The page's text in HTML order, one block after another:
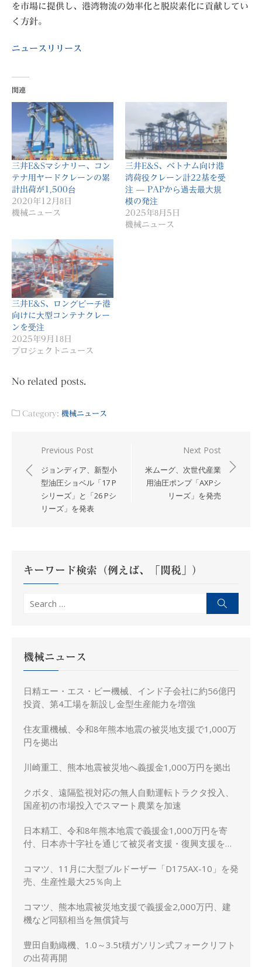
を市場に提供し、港湾物流の効率化と脱炭素化に貢献してい
く方針。
ニュースリリース
関連
三井E&Sマシナリー、コン
テナ用ヤードクレーンの累
計出荷が1,500台
2020年12月8日
機械ニュース
三井E&S、ベトナム向け港
湾荷役クレーン計22基を受
注 ― PAPから過去最大規
模の発注
2025年8月5日
機械ニュース
三井E&S、ロングビーチ港
向けに大型コンテナクレー
ンを受注
2025年9月18日
プロジェクトニュース
No related posts.
Category: 機械ニュース
稿
ョ
ン
Previous Post
ジョンディア、新型小
型油圧ショベル「17 P
シリーズ」と「26 Pシ
リーズ」を発表
Next Post
米ムーグ、次世代産業
用油圧ポンプ「AXPシ
リーズ」を発売
キーワード検索（例えば、「関税」）
Search
機械ニュース
日精エー・エス・ビー機械、インド子会社に約56億円
投資、第4工場を新設し金型生産能力を増強
住友重機械、令和8年熊本地震の被災地支援で1,000万
円を拠出
川崎重工、熊本地震被災地へ義援金1,000万円を拠出
クボタ、遠隔監視対応の無人自動運転トラクタ投入、
国産初の市場投入でスマート農業を加速
日本精工、令和8年熊本地震で義援金1,000万円を寄
付、日本赤十字社を通じて被災者支援・復興支援を実
コマツ、11月に大型ブルドーザー「D175AX-10」を発
売、生産性最大25％向上
コマツ、熊本地震被災地支援で義援金2,000万円、建
機など同額相当を無償貸与
豊田自動織機、1.0～3.5t積ガソリン式フォークリフト
の出荷再開